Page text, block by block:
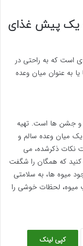
یک پیش غذای
است که به راحتی در
به عنوان میان وعده
و جشن ها است. تهیه
میان وعده سالم و
نکات ذکرشده، می
که همگان را شگفت
میوه ها، به سلامتی
میوه، لحظات خوشی را
کپی لینک